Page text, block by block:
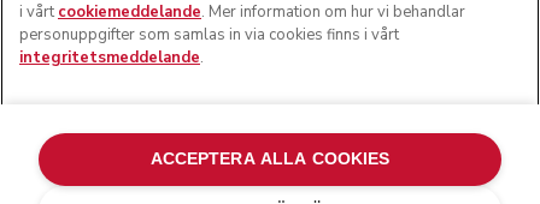
köksmaskinens design är varumärkesskyddade i USA och i
andra länder.
i vårt cookiemeddelande. Mer information om hur vi behandlar
personuppgifter som samlas in via cookies finns i vårt
integritetsmeddelande.
ACCEPTERA ALLA COOKIES